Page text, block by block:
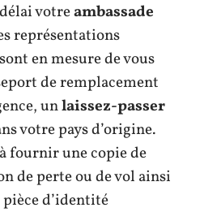
votreambassade
représentations
en mesure de vous
de remplacement
unlaissez-passer
votre pays d’origine.
fournir une copie de
de perte ou de vol ainsi
d’identité